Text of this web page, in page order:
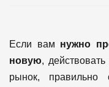
Если вам нужно
новую, действовать
рынок, правильно